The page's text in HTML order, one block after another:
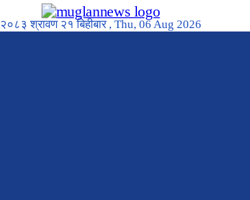
२०८३ श्रावण २१ बिहीबार , Thu, 06 Aug 2026